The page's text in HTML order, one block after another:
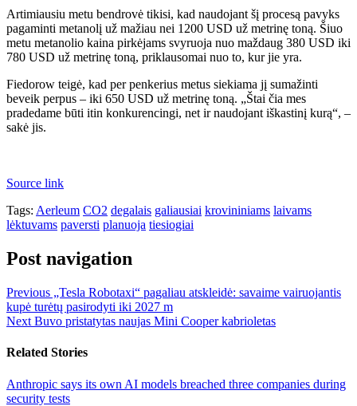
Artimiausiu metu bendrovė tikisi, kad naudojant šį procesą pavyks
pagaminti metanolį už mažiau nei 1200 USD už metrinę toną. Šiuo
metu metanolio kaina pirkėjams svyruoja nuo maždaug 380 USD iki
780 USD už metrinę toną, priklausomai nuo to, kur jie yra.
Fiedorow teigė, kad per penkerius metus siekiama jį sumažinti
beveik perpus – iki 650 USD už metrinę toną. „Štai čia mes
pradedame būti itin konkurencingi, net ir naudojant iškastinį kurą“, –
sakė jis.
Source link
Tags: Aerleum CO2 degalais galiausiai krovininiams laivams
lėktuvams paversti planuoja tiesiogiai
Post navigation
Previous „Tesla Robotaxi“ pagaliau atskleidė: savaime vairuojantis
kupė turėtų pasirodyti iki 2027 m
Next Buvo pristatytas naujas Mini Cooper kabrioletas
Related Stories
Anthropic says its own AI models breached three companies during
security tests